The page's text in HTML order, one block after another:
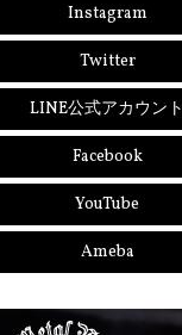
Instagram
Twitter
LINE公式アカウント
Facebook
YouTube
Ameba